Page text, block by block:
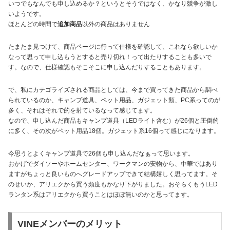
いつでもなんでも申し込めるか？というとそうではなく、かなり競争が激し
いようです。
ほとんどの時間で追加商品以外の商品はありません
たまたま見つけて、商品ページに行って仕様を確認して、これなら欲しいか
なって思って申し込もうとすると売り切れ！って出たりすることも多いで
す。なので、仕様確認もそこそこに申し込んだりすることもあります。
で、私にカテゴライズされる商品としては、今まで買ってきた商品から調べ
られているのか、キャンプ道具、ペット用品、ガジェット類、PC系ってのが
多く、それはそれで的を射ているなって感じてます。
なので、申し込んだ商品もキャンプ道具（LEDライト含む）が26個と圧倒的
に多く、その次がペット用品18個。ガジェット系16個って感じになります。
今思うとよくキャンプ道具で26個も申し込んだなぁって思います。
おかげでダイソーやホームセンター、ワークマンの安物から、中華ではあり
ますがちょっと良いものへグレードアップできて結構嬉しく思ってます。そ
のせいか、アリエクから買う頻度もかなり下がりました。おそらくもうLED
ランタン系はアリエクから買うことはほぼ無いのかと思ってます。
VINEメンバーのメリット